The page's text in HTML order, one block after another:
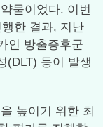
물이었다. 이번
한 결과, 지난
인 방출증후군
(DLT) 등이 발생
높이기 위한 최